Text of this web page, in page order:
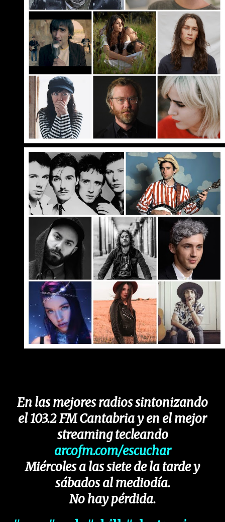
En las mejores radios sintonizando
el 103.2 FM Cantabria y en el mejor
streaming tecleando
arcofm.com/escuchar
Miércoles a las siete de la tarde y
sábados al mediodía.
No hay pérdida.